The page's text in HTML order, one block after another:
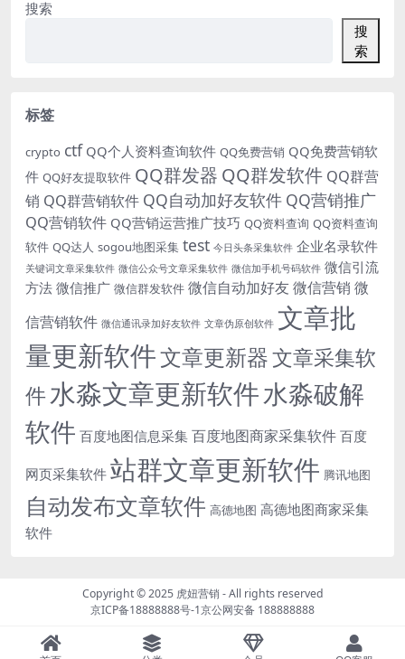
搜索
搜
索
标签
crypto ctf QQ个人资料查询软件 QQ免费营销 QQ免费营销软
件 QQ好友提取软件 QQ群发器 QQ群发软件 QQ群营
销 QQ群营销软件 QQ自动加好友软件 QQ营销推广
QQ营销软件 QQ营销运营推广技巧 QQ资料查询 QQ资料查询
软件 QQ达人 sogou地图采集 test 今日头条采集软件 企业名录软件
关键词文章采集软件 微信公众号文章采集软件 微信加手机号码软件 微信引流
方法 微信推广 微信群发软件 微信自动加好友 微信营销 微
信营销软件 微信通讯录加好友软件 文章伪原创软件 文章批
量更新软件文章更新器文章采集软
件水淼文章更新软件水淼破解
软件 百度地图信息采集 百度地图商家采集软件 百度
网页采集软件 站群文章更新软件 腾讯地图
自动发布文章软件 高德地图 高德地图商家采集
软件
Copyright © 2025 虎妞营销- All rights reserved
京ICP备18888888号-1京公网安备 188888888